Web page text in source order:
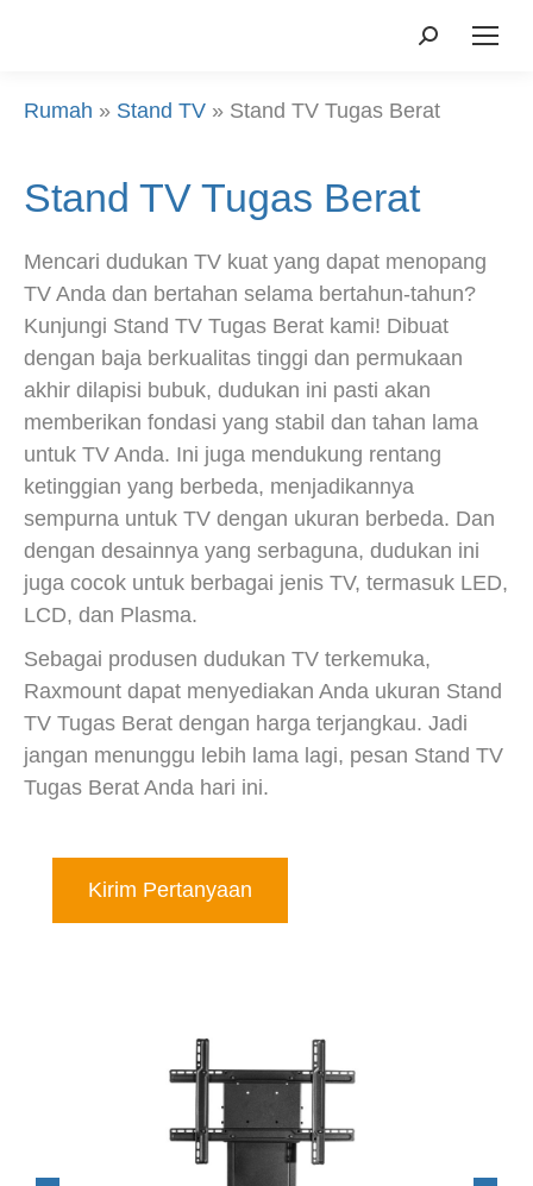
Mencari:
Rumah » Stand TV » Stand TV Tugas Berat
Stand TV Tugas Berat
Mencari dudukan TV kuat yang dapat menopang
TV Anda dan bertahan selama bertahun-tahun?
Kunjungi Stand TV Tugas Berat kami! Dibuat
dengan baja berkualitas tinggi dan permukaan
akhir dilapisi bubuk, dudukan ini pasti akan
memberikan fondasi yang stabil dan tahan lama
untuk TV Anda. Ini juga mendukung rentang
ketinggian yang berbeda, menjadikannya
sempurna untuk TV dengan ukuran berbeda. Dan
dengan desainnya yang serbaguna, dudukan ini
juga cocok untuk berbagai jenis TV, termasuk LED,
LCD, dan Plasma.
Sebagai produsen dudukan TV terkemuka,
Raxmount dapat menyediakan Anda ukuran Stand
TV Tugas Berat dengan harga terjangkau. Jadi
jangan menunggu lebih lama lagi, pesan Stand TV
Tugas Berat Anda hari ini.
Kirim Pertanyaan